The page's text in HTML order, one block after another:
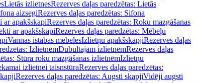
Lietās izlietnesRezerves daļas paredzētas: Lietās
aizsegiRezerves daļas paredzētas: Sifona
ar apakšskapiRezerves daļas paredzētas: Roku mazgāšanas
ar apakšskapiRezerves daļas paredzētas: Mēbeļu
Vannas istabas mēbelesIzlietņu apakšskapjiRezerves daļas
IzlietnēmDubultajām izlietnēmRezerves daļas
Stūra roku mazgāšanas izlietnēmIzlietņu
izlietnei taisnstūraRezerves daļas paredzētas:
Rezerves daļas paredzētas: Augsti skapjiVidēji augsti